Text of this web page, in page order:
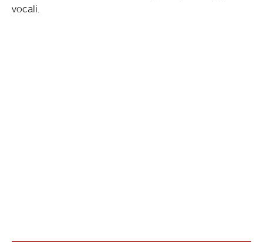
vocali.